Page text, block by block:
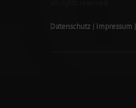
Datenschutz Impressum